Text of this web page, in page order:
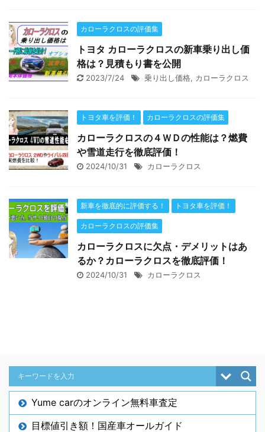
カローラクロスの評価集
トヨタ カローラクロスの新車乗り出し価
格は？見積もり書を公開
2023/7/24 乗り出し価格, カローラクロス
トヨタ車を評価！ カローラクロスの評価集
カローラクロスの４ＷＤの性能は？燃費
や雪道走行を徹底評価！
2024/10/31 カローラクロス
新車を徹底的に評価する！ トヨタ車を評価！
カローラクロスの評価集
カローラクロスに欠点・デメリットはあ
るか？カローラクロスを徹底評価！
2024/10/31 カローラクロス
Yume carのオンライン無料車査定
目標値引き額！国産車オールガイド